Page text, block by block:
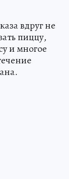
вдруг не
пиццу,
и многое